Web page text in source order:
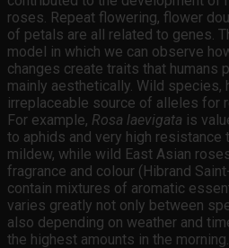
roses. Repeat flowering, flower
of petals are all related to genes.
model in which we can observe
changes create traits that humans
mainly aesthetically. Wild species,
irreplaceable source of alleles for
For example, Rosa laevigata is
to aphids and very high resistance
mildew, while wild East Asian
fragrance and colour (Hibrand
contain mixtures of aromatic
varies greatly not only between
also depending on weather and
the highest amounts in the